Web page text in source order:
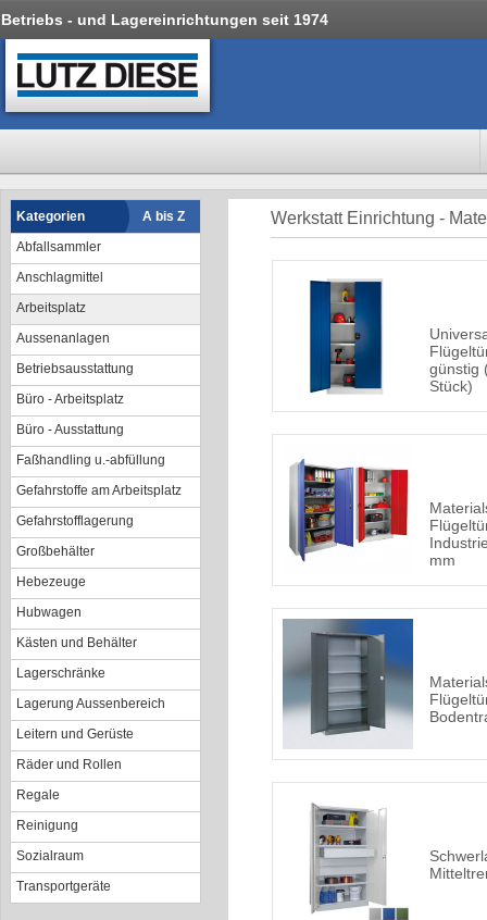
Betriebs - und Lagereinrichtungen seit 1974
Kategorien
A bis Z
Abfallsammler
Anschlagmittel
Arbeitsplatz
Aussenanlagen
Betriebsausstattung
Büro - Arbeitsplatz
Büro - Ausstattung
Faßhandling u.-abfüllung
Gefahrstoffe am Arbeitsplatz
Gefahrstofflagerung
Großbehälter
Hebezeuge
Hubwagen
Kästen und Behälter
Lagerschränke
Lagerung Aussenbereich
Leitern und Gerüste
Räder und Rollen
Regale
Reinigung
Sozialraum
Transportgeräte
Werkstatt Einrichtung -
günstig
Stück)
mm